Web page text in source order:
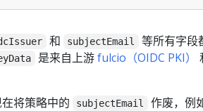
和 subjectEmail 等所有字段
是来自上游fulcio（OIDC PKI）
将策略中的
subjectEmail 作废，例